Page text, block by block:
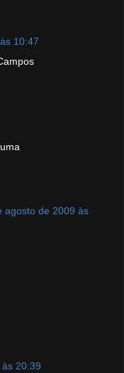
10:47
agosto de 2009 às
20:39